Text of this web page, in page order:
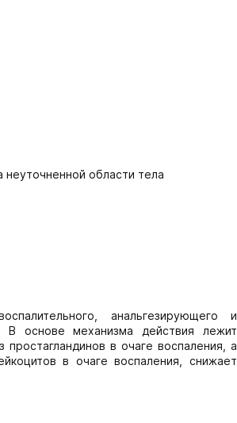
неуточненной области тела
анальгезирующего и
В основе механизма действия лежит
в очаге воспаления, а
в очаге воспаления, снижает